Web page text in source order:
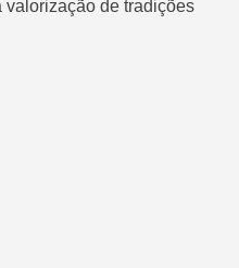
valorização de tradições